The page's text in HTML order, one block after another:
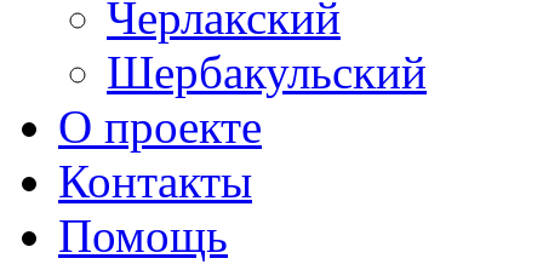
Черлакский
Шербакульский
О проекте
Контакты
Помощь